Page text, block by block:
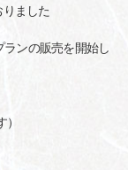
ました
ンの販売を開始し